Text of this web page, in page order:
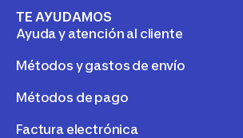
TE AYUDAMOS
Ayuda y atención al cliente
Métodos y gastos de envío
Métodos de pago
Factura electrónica